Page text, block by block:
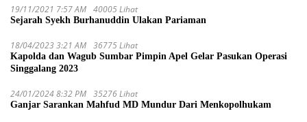
19/11/2021 7:57 AM 40005 Lihat
Sejarah Syekh Burhanuddin Ulakan Pariaman
18/04/2023 3:21 AM 36775 Lihat
Kapolda dan Wagub Sumbar Pimpin Apel Gelar Pasukan Operasi
Singgalang 2023
24/01/2024 8:32 PM 35276 Lihat
Ganjar Sarankan Mahfud MD Mundur Dari Menkopolhukam